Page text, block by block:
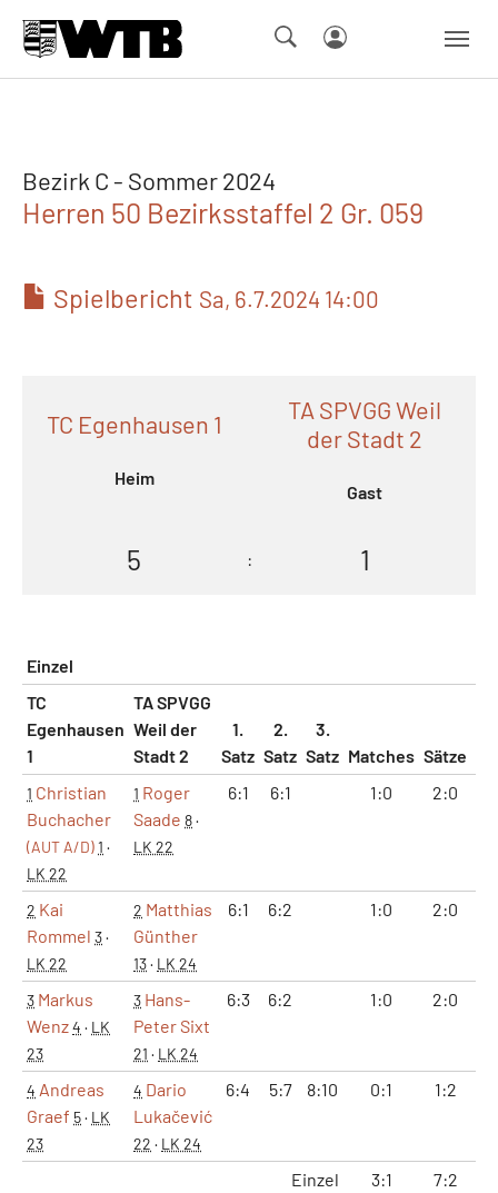
Bezirk C - Sommer 2024
Herren 50 Bezirksstaffel 2 Gr. 059
Spielbericht Sa, 6.7.2024 14:00
TC Egenhausen 1
Heim
TA SPVGG Weil
der Stadt 2
Gast
5 : 1
Einzel
TC
Egenhausen
1
TA SPVGG
Weil der
Stadt 2
1.
Satz
2.
Satz
3.
Satz Matches Sätze
1 Christian
Buchacher
(AUT A/D)1 ·
LK 22
1 Roger
Saade 8·
LK 22
6:1 6:1 1:0 2:0
2 Kai
Rommel 3·
LK 22
2 Matthias
Günther
13· LK 24
6:1 6:2 1:0 2:0
3 Markus
Wenz4 · LK
23
3 Hans-
Peter Sixt
21 · LK 24
6:3 6:2 1:0 2:0
4 Andreas
Graef 5· LK
23
4 Dario
Lukačević
22 · LK 24
6:4 5:7 8:10 0:1 1:2
Einzel 3:1 7:2